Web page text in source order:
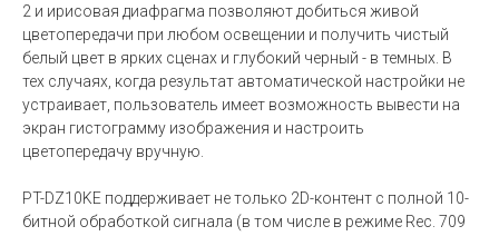
2 и ирисовая диафрагма позволяют добиться живой
цветопередачи при любом освещении и получить чистый
белый цвет в ярких сценах и глубокий черный - в темных. В
тех случаях, когда результат автоматической настройки не
устраивает, пользователь имеет возможность вывести на
экран гистограмму изображения и настроить
цветопередачу вручную.
PT-DZ10KE поддерживает не только 2D-контент с полной 10-
битной обработкой сигнала (в том числе в режиме Rec. 709